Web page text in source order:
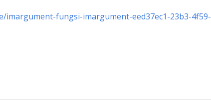
imargument-fungsi-imargument-eed37ec1-23b3-4f59-